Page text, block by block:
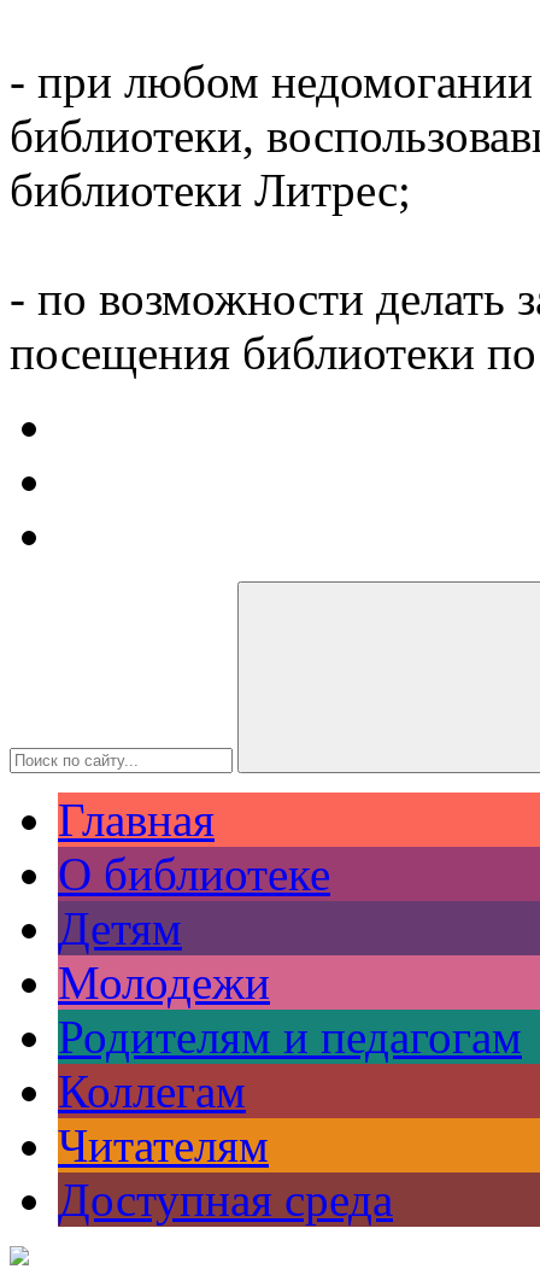
- при любом недомогании
библиотеки,
библиотеки Литрес;
- по возможности делать
посещения библиотеки
Главная
О библиотеке
Детям
Молодежи
Родителям и педагогам
Коллегам
Читателям
Доступная среда